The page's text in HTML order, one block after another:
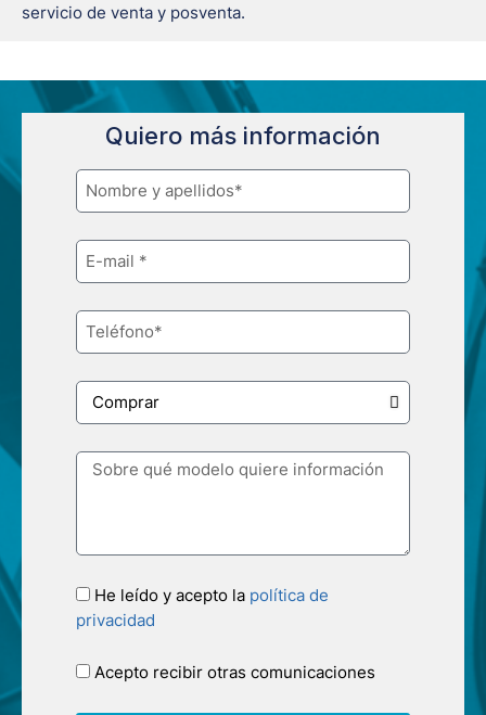
servicio de venta y posventa.
Quiero más información
He leído y acepto la política de
privacidad
Acepto recibir otras comunicaciones